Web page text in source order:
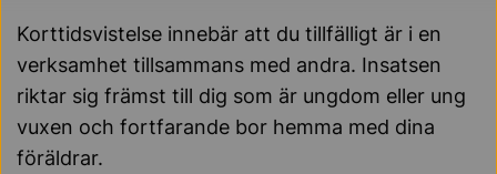
Korttidsvistelse innebär att du tillfälligt är i en
verksamhet tillsammans med andra. Insatsen
riktar sig främst till dig som är ungdom eller ung
vuxen och fortfarande bor hemma med dina
föräldrar.